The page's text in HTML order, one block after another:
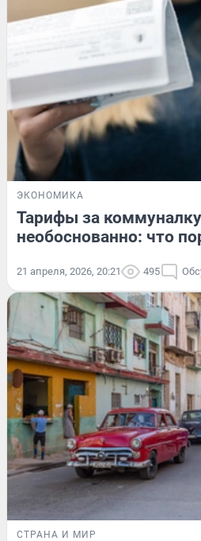
ЭКОНОМИКА
Тарифы за
необоснованно: что
21 апреля, 2026, 20:21 495
СТРАНА И МИР